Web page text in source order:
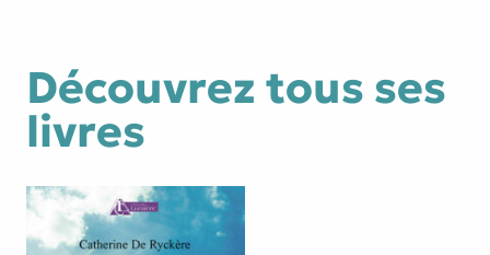
Découvrez tous ses
livres